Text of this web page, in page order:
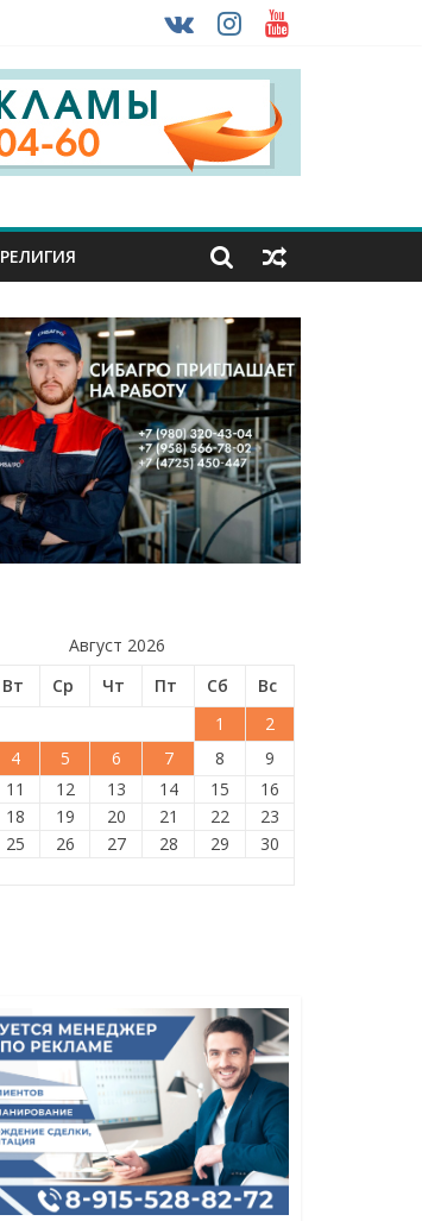
РЕЛИГИЯ
Август 2026
Вт Ср Чт Пт Сб
Вс
1
2
4 5 6 7 8
9
11 12 13 14 15
16
18 19 20 21 22
23
25 26 27 28 29
30